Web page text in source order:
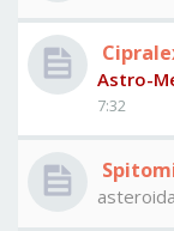
Astro-
7:32